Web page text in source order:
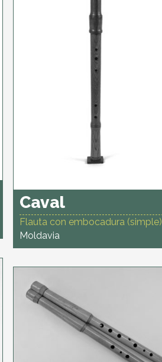
Caval
Flauta con embocadura (simple)
Moldavia